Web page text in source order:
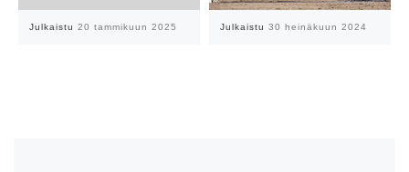
Julkaistu 20 tammikuun 2025 Julkaistu 30 heinäkuun 2024